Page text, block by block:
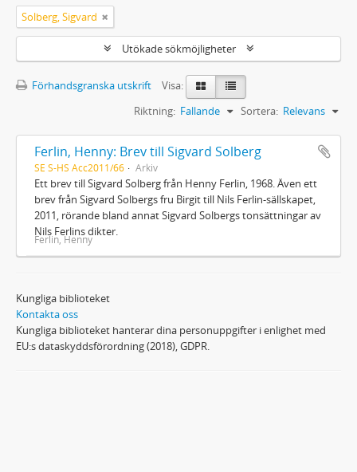
Solberg, Sigvard
Utökade sökmöjligheter
Förhandsgranska utskrift
Visa:
Sortera: Relevans
Riktning: Fallande
Ferlin, Henny: Brev till Sigvard Solberg
SE S-HS Acc2011/66 Arkiv
Ett brev till Sigvard Solberg från Henny Ferlin, 1968. Även ett
brev från Sigvard Solbergs fru Birgit till Nils Ferlin-sällskapet,
2011, rörande bland annat Sigvard Solbergs tonsättningar av
Nils Ferlins dikter.
Ferlin, Henny
Kungliga biblioteket
Kontakta oss
Kungliga biblioteket hanterar dina personuppgifter i enlighet med
EU:s dataskyddsförordning (2018), GDPR.